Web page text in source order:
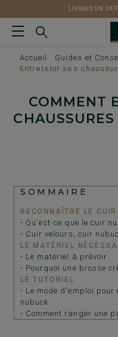
LIVRAISON
Accueil Guides et
Entretenir ses
COMMENT
SOMMAIRE
RECONNAÎTRE LE CUIR
- Qu'est-ce que le cuir
- Cuir velours, cuir
LE MATÉRIEL
- Le matériel à prévoir
- Pourquoi une brosse
LE TUTORIEL
- Le mode d'emploi
nubuck
- Comment ranger une